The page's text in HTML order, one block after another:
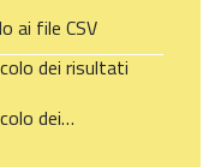
ai file CSV
dei risultati
dei…